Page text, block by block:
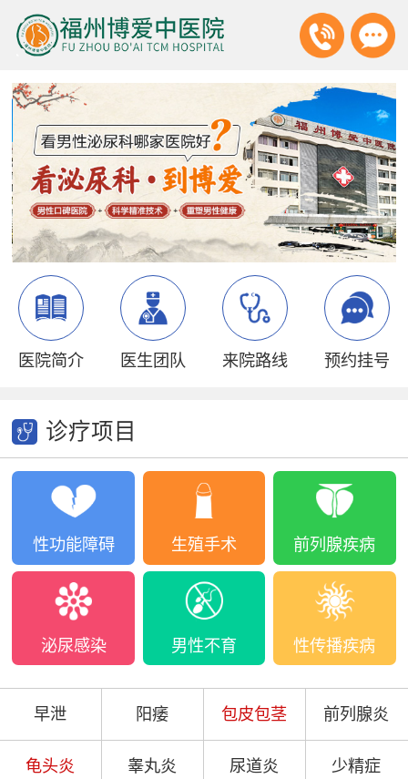
医院简介 医生团队 来院路线 预约挂号
诊疗项目
性功能障碍 生殖手术 前列腺疾病
泌尿感染 男性不育 性传播疾病
早泄 阳痿 包皮包茎 前列腺炎
龟头炎 睾丸炎 尿道炎 少精症